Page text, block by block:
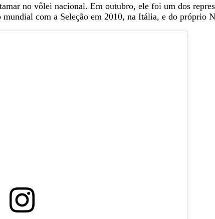
no vôlei nacional. Em outubro, ele foi um dos
com a Seleção em 2010, na Itália, e do próprio